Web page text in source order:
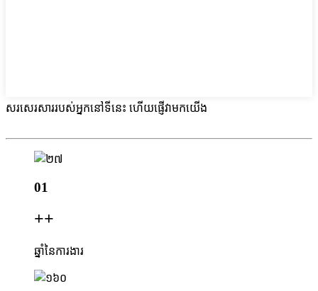
សរសេរសាររបស់អ្នកនៅទីនេះ ហើយផ្ញើវាមកយើង
01
++
ឆ្នាំនៃការងារ